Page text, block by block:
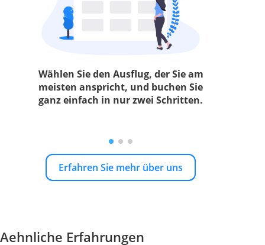
Wählen Sie den Ausflug, der Sie am
meisten anspricht, und buchen Sie
ganz einfach in nur zwei Schritten.
Erfahren Sie mehr über uns
Aehnliche Erfahrungen